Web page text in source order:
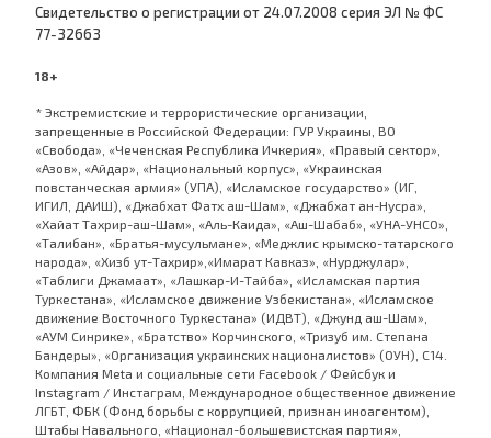
Cвидетельство о регистрации от 24.07.2008 серия ЭЛ № ФС
77-32663
18+
* Экстремистские и террористические организации,
запрещенные в Российской Федерации: ГУР Украины, ВО
«Свобода», «Чеченская Республика Ичкерия», «Правый сектор»,
«Азов», «Айдар», «Национальный корпус», «Украинская
повстанческая армия» (УПА), «Исламское государство» (ИГ,
ИГИЛ, ДАИШ), «Джабхат Фатх аш-Шам», «Джабхат ан-Нусра»,
«Хайат Тахрир-аш-Шам», «Аль-Каида», «Аш-Шабаб», «УНА-УНСО»,
«Талибан», «Братья-мусульмане», «Меджлис крымско-татарского
народа», «Хизб ут-Тахрир»,«Имарат Кавказ», «Нурджулар»,
«Таблиги Джамаат», «Лашкар-И-Тайба», «Исламская партия
Туркестана», «Исламское движение Узбекистана», «Исламское
движение Восточного Туркестана» (ИДВТ), «Джунд аш-Шам»,
«АУМ Синрике», «Братство» Корчинского, «Тризуб им. Степана
Бандеры», «Организация украинских националистов» (ОУН), С14.
Компания Meta и социальные сети Facebook / Фейсбук и
Instagram / Инстаграм, Международное общественное движение
ЛГБТ, ФБК (Фонд борьбы с коррупцией, признан иноагентом),
Штабы Навального, «Национал-большевистская партия»,